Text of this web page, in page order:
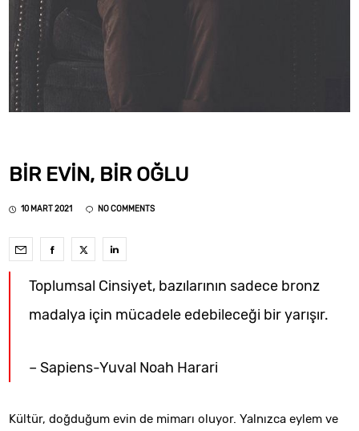
BIR EVIN, BIR OĞLU
10 MART 2021 NO COMMENTS
Toplumsal Cinsiyet, bazılarının sadece bronz
madalya için mücadele edebileceği bir yarışır.
– Sapiens-Yuval Noah Harari
Kültür, doğduğum evin de mimarı oluyor. Yalnızca eylem ve